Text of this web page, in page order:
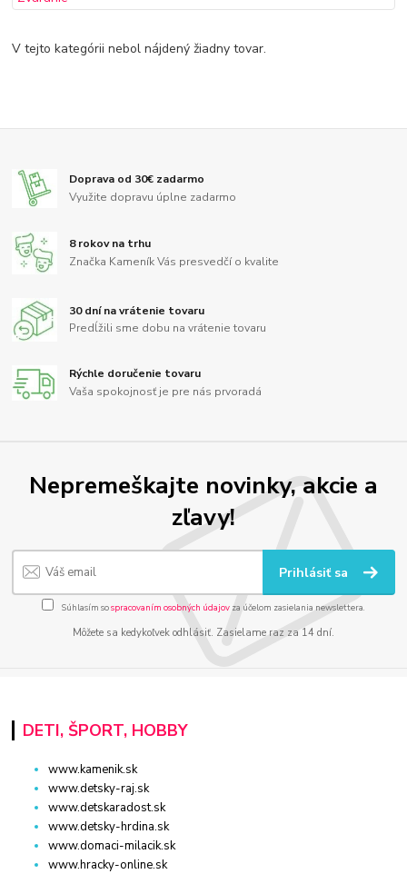
V tejto kategórii nebol nájdený žiadny tovar.
Doprava od 30€ zadarmo
Využite dopravu úplne zadarmo
8 rokov na trhu
Značka Kameník Vás presvedčí o kvalite
30 dní na vrátenie tovaru
Predĺžili sme dobu na vrátenie tovaru
Rýchle doručenie tovaru
Vaša spokojnosť je pre nás prvoradá
Nepremeškajte novinky, akcie a
zľavy!
Prihlásiť sa
Súhlasím sospracovaním osobných údajov za účelom zasielania newslettera.
Môžete sa kedykoľvek odhlásiť. Zasielame raz za 14 dní.
DETI, ŠPORT, HOBBY
www.kamenik.sk
www.detsky-raj.sk
www.detskaradost.sk
www.detsky-hrdina.sk
www.domaci-milacik.sk
www.hracky-online.sk